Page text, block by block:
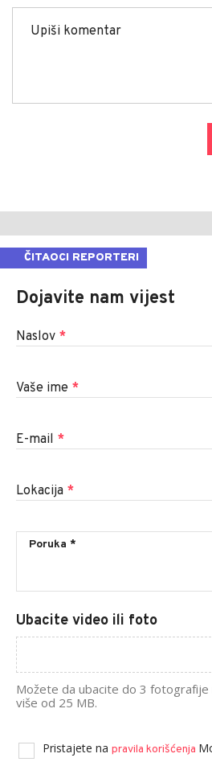
ČITAOCI REPORTERI
Dojavite nam vijest
Naslov *
Vaše ime *
E-mail *
Lokacija *
Ubacite video ili foto
Možete da ubacite do 3 fotografije
više od 25 MB.
Pristajete na pravila korišćenja